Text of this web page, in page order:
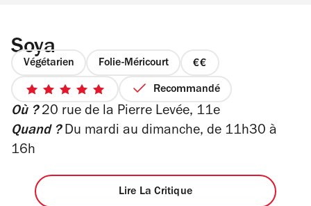
Soya
Végétarien Folie-Méricourt
prix
2
sur
5
sur
5
Recommandé
Où ?20 rue de la Pierre Levée, 11e
Quand ? Du mardi au dimanche, de 11h30 à
16h
Lire La Critique